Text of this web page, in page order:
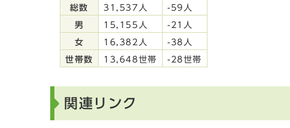
総数 31,537人 -59人
男 15,155人 -21人
女 16,382人 -38人
世帯数 13,648世帯 -28世帯
関連リンク